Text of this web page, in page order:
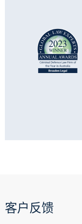
客户反馈